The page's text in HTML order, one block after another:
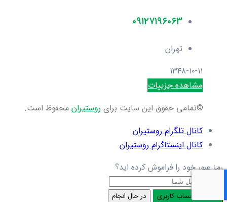
۰۹۱۲۷۱۹۶۰۶۳
تهران
۱۳۴۸-۱۰-۱۱
مشاهده جزییات
©تمامی حقوق این سایت برای روستیران محفوظ است.
کانال تلگرام روستیران
کانال اینستاگرام روستیران
رمز عبور خود را فراموش کرده اید؟
بازنشانی حساب کاربری در حال انجام